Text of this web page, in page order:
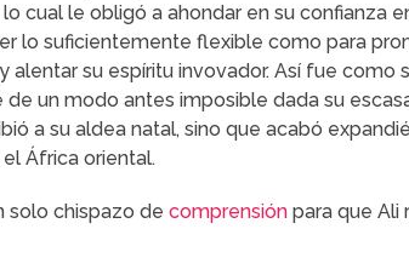
cual le obligó a ahondar en su confianza
lo suficientemente flexible como para
alentar su espíritu invovador. Así fue
de un modo antes imposible dada su
a su aldea natal, sino que acabó
África oriental.
solo chispazo de comprensión para que Ali